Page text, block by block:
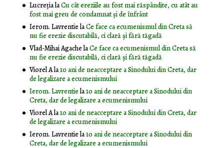
LucrețialaCu cât ereziile au fost mai răspândite, cu atât au
fost mai greu de condamnat și de înfrânt
Ierom. LavrentielaCe face ca ecumenismul din Creta să
nu fie erezie discutabilă, ci clară și fără tăgadă
Vlad-Mihai AgachelaCe face ca ecumenismul din Creta să
nu fie erezie discutabilă, ci clară și fără tăgadă
Viorel Ala10 ani de neacceptare a Sinodului din Creta, dar
de legalizare a ecumenismului
Ierom. Lavrentiela10 ani de neacceptare a Sinodului din
Creta, dar de legalizare a ecumenismului
Viorel Ala10 ani de neacceptare a Sinodului din Creta, dar
de legalizare a ecumenismului
Ierom. Lavrentiela10 ani de neacceptare a Sinodului din
Creta, dar de legalizare a ecumenismului